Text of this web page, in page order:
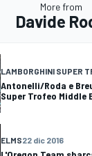
More from
Davide
LAMBORGHINI SUPER
Antonelli/Roda e
Super Trofeo Middle
ELMS22 dic 2016